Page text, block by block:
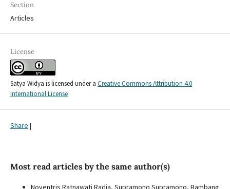
Section
Articles
License
Satya Widya is licensed under a Creative Commons Attribution 4.0
International License
Share |
Most read articles by the same author(s)
Noventris Ratnawati Radja, Supramono Supramono, Bambang